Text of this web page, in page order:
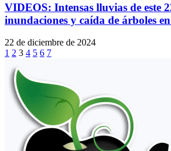
VIDEOS: Intensas lluvias de este
inundaciones y caída de árboles
22 de diciembre de 2024
1 2 3 4 5 6 7